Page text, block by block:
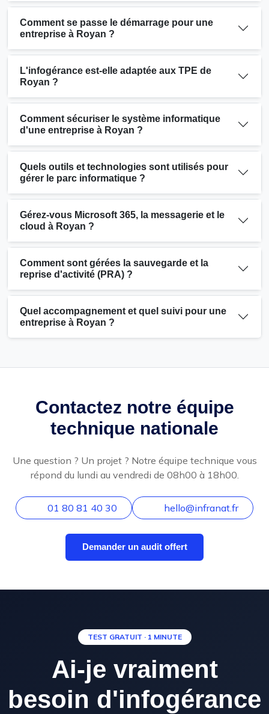
Comment se passe le démarrage pour une
entreprise à Royan ?
L'infogérance est-elle adaptée aux TPE de
Royan ?
Comment sécuriser le système informatique
d'une entreprise à Royan ?
Quels outils et technologies sont utilisés pour
gérer le parc informatique ?
Gérez-vous Microsoft 365, la messagerie et le
cloud à Royan ?
Comment sont gérées la sauvegarde et la
reprise d'activité (PRA) ?
Quel accompagnement et quel suivi pour une
entreprise à Royan ?
Contactez notre équipe
technique nationale
Une question ? Un projet ? Notre équipe technique vous
répond du lundi au vendredi de 08h00 à 18h00.
01 80 81 40 30 hello@infranat.fr
Demander un audit offert
TEST GRATUIT · 1 MINUTE
Ai-je vraiment
besoin d'infogérance